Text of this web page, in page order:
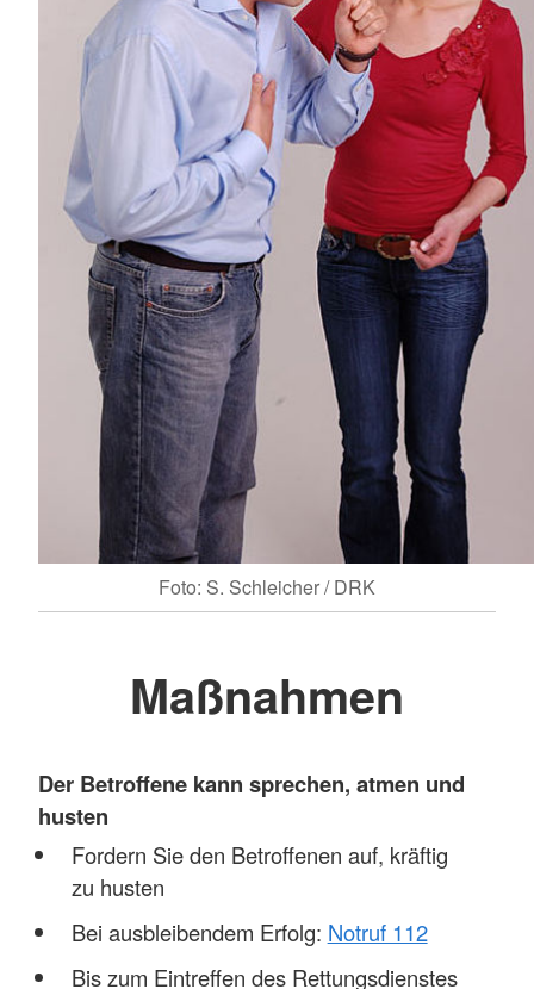
Foto: S. Schleicher / DRK
Maßnahmen
Der Betroffene kann sprechen, atmen und
husten
Fordern Sie den Betroffenen auf, kräftig
zu husten
Bei ausbleibendem Erfolg: Notruf 112
Bis zum Eintreffen des Rettungsdienstes